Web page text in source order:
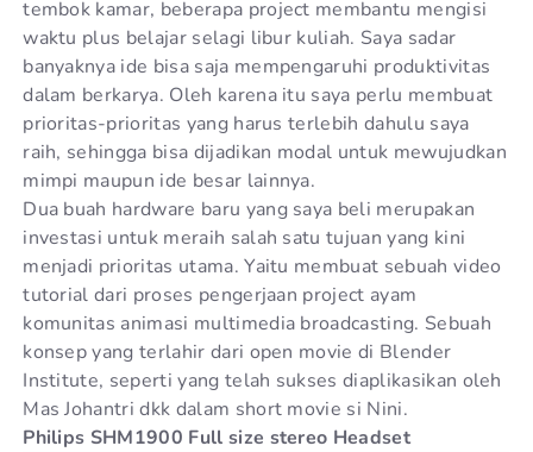
tembok kamar, beberapa project membantu mengisi
waktu plus belajar selagi libur kuliah. Saya sadar
banyaknya ide bisa saja mempengaruhi produktivitas
dalam berkarya. Oleh karena itu saya perlu membuat
prioritas-prioritas yang harus terlebih dahulu saya
raih, sehingga bisa dijadikan modal untuk mewujudkan
mimpi maupun ide besar lainnya.
Dua buah hardware baru yang saya beli merupakan
investasi untuk meraih salah satu tujuan yang kini
menjadi prioritas utama. Yaitu membuat sebuah video
tutorial dari proses pengerjaan project ayam
komunitas animasi multimedia broadcasting. Sebuah
konsep yang terlahir dari open movie di Blender
Institute, seperti yang telah sukses diaplikasikan oleh
Mas Johantri dkk dalam short movie si Nini.
Philips SHM1900 Full size stereo Headset